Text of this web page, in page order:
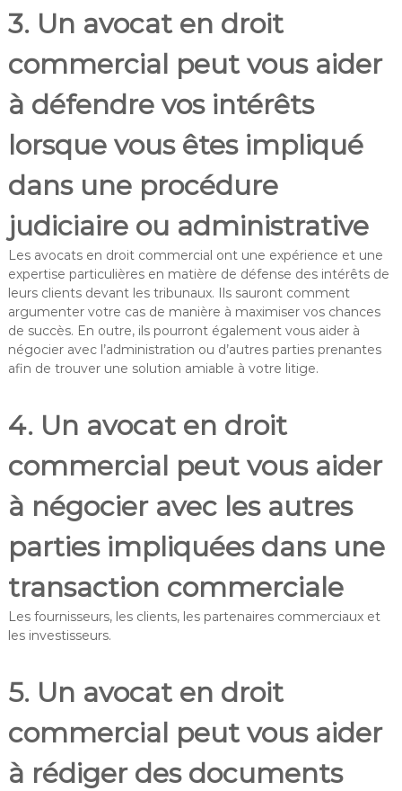
3. Un avocat en droit
commercial peut vous aider
à défendre vos intérêts
lorsque vous êtes impliqué
dans une procédure
judiciaire ou administrative
Les avocats en droit commercial ont une expérience et une
expertise particulières en matière de défense des intérêts de
leurs clients devant les tribunaux. Ils sauront comment
argumenter votre cas de manière à maximiser vos chances
de succès. En outre, ils pourront également vous aider à
négocier avec l’administration ou d’autres parties prenantes
afin de trouver une solution amiable à votre litige.
4. Un avocat en droit
commercial peut vous aider
à négocier avec les autres
parties impliquées dans une
transaction commerciale
Les fournisseurs, les clients, les partenaires commerciaux et
les investisseurs.
5. Un avocat en droit
commercial peut vous aider
à rédiger des documents